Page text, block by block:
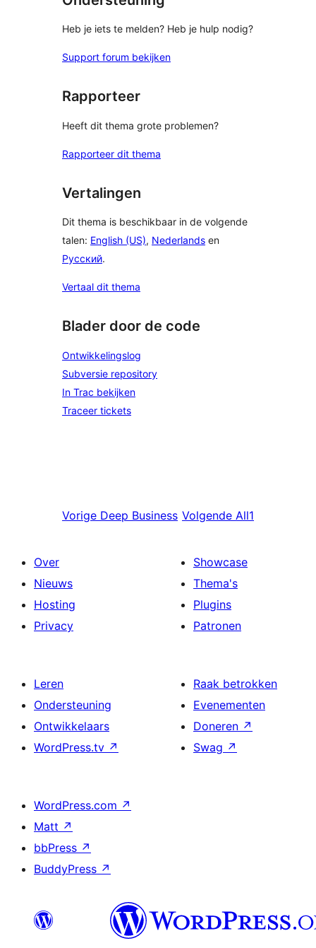
Heb je iets te melden? Heb je hulp nodig?
Support forum bekijken
Rapporteer
Heeft dit thema grote problemen?
Rapporteer dit thema
Vertalingen
Dit thema is beschikbaar in de volgende
talen: English (US), Nederlands en
Русский.
Vertaal dit thema
Blader door de code
Ontwikkelingslog
Subversie repository
In Trac bekijken
Traceer tickets
Vorige Deep Business Volgende All1
Over
Nieuws
Hosting
Privacy
Showcase
Thema's
Plugins
Patronen
Leren
Ondersteuning
Ontwikkelaars
WordPress.tv ↗
Raak betrokken
Evenementen
Doneren ↗
Swag ↗
WordPress.com ↗
Matt ↗
bbPress ↗
BuddyPress ↗